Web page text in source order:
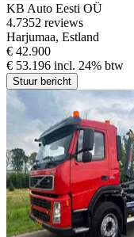
KB Auto Eesti OÜ
4.7352 reviews
Harjumaa, Estland
€ 42.900
€ 53.196 incl. 24% btw
Stuur bericht